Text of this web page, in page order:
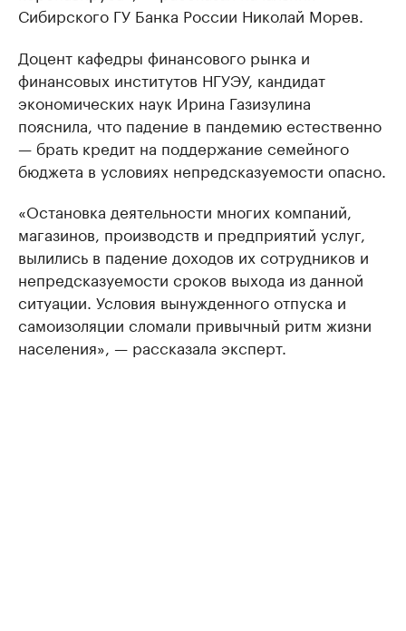
Сибирского ГУ Банка России Николай Морев.
Доцент кафедры финансового рынка и
финансовых институтов НГУЭУ, кандидат
экономических наук Ирина Газизулина
пояснила, что падение в пандемию естественно
— брать кредит на поддержание семейного
бюджета в условиях непредсказуемости опасно.
«Остановка деятельности многих компаний,
магазинов, производств и предприятий услуг,
вылились в падение доходов их сотрудников и
непредсказуемости сроков выхода из данной
ситуации. Условия вынужденного отпуска и
самоизоляции сломали привычный ритм жизни
населения», — рассказала эксперт.